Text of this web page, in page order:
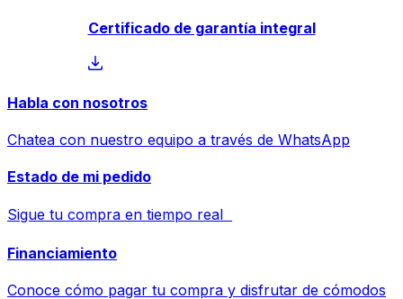
Certificado de garantía integral
Habla con nosotros
Chatea con nuestro equipo a través de WhatsApp
Estado de mi pedido
Sigue tu compra en tiempo real
Financiamiento
Conoce cómo pagar tu compra y disfrutar de cómodos